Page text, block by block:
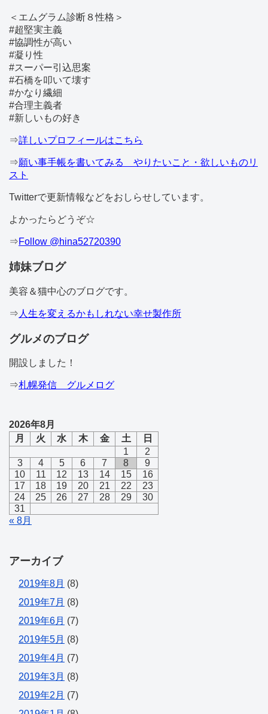
＜エムグラム診断８性格＞
#超堅実主義
#協調性が高い
#凝り性
#スーパー引込思案
#石橋を叩いて壊す
#かなり繊細
#合理主義者
#新しいもの好き
⇒詳しいプロフィールはこちら
⇒願い事手帳を書いてみる やりたいこと・欲しいものリ
スト
Twitterで更新情報などをおしらせしています。
よかったらどうぞ☆
⇒Follow @hina52720390
姉妹ブログ
美容＆猫中心のブログです。
⇒ 人生を変えるかもしれない幸せ製作所
グルメのブログ
開設しました！
⇒札幌発信 グルメログ
2026年8月
月
火 水 木 金 土
日
1
2
3
4 5 6 7 8
9
10
11 12 13 14 15
16
17
18 19 20 21 22
23
24
25 26 27 28 29
30
31
« 8月
アーカイブ
2019年8月 (8)
2019年7月 (8)
2019年6月 (7)
2019年5月 (8)
2019年4月 (7)
2019年3月 (8)
2019年2月 (7)